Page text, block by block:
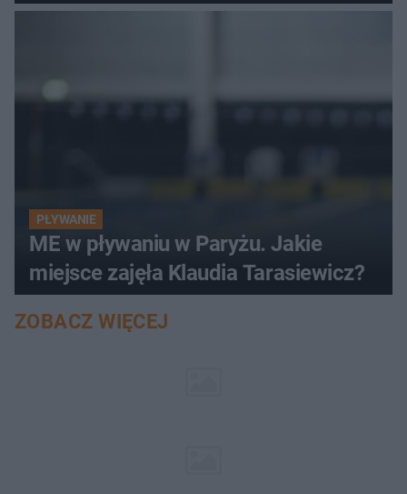
PŁYWANIE
ME w pływaniu w Paryżu. Jakie
miejsce zajęła Klaudia Tarasiewicz?
ZOBACZ WIĘCEJ